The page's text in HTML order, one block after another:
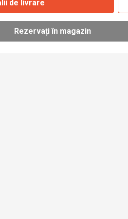
de livrare
Rezervați în magazin